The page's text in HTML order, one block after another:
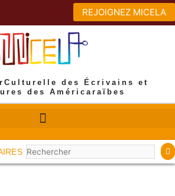
REJOIGNEZ MICELA
des Écrivains et
des Américaraïbes
Rechercher